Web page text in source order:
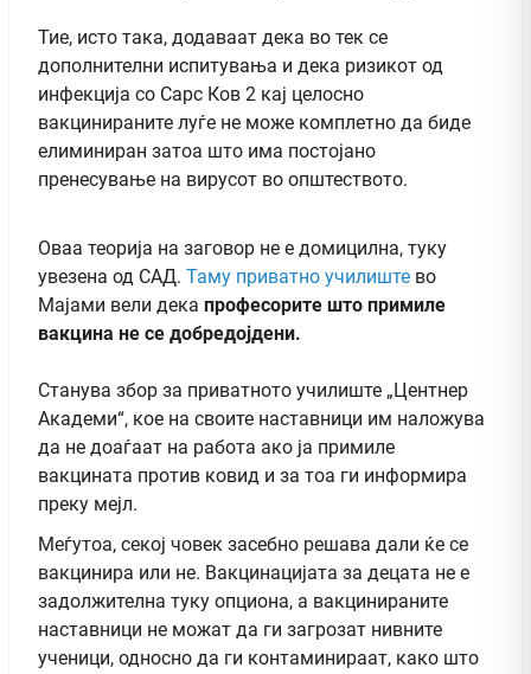
Тие, исто така, додаваат дека во тек се
дополнителни испитувања и дека ризикот од
инфекција со Сарс Ков 2 кај целосно
вакцинираните луѓе не може комплетно да биде
елиминиран затоа што има постојано
пренесување на вирусот во општеството.
Оваа теорија на заговор не е домицилна, туку
увезена од САД. Таму приватно училиште во
Мајами вели дека професорите што примиле
вакцина не се добредојдени.
Станува збор за приватното училиште „Центнер
Академи“, кое на своите наставници им наложува
да не доаѓаат на работа ако ја примиле
вакцината против ковид и за тоа ги информира
преку мејл.
Меѓутоа, секој човек засебно решава дали ќе се
вакцинира или не. Вакцинацијата за децата не е
задолжителна туку опциона, а вакцинираните
наставници не можат да ги загрозат нивните
ученици, односно да ги контаминираат, како што